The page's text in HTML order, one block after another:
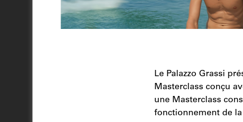
Le Palazzo Grassi
Masterclass conçu
une Masterclass
fonctionnement de